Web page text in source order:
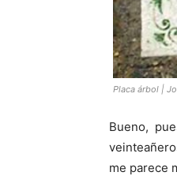
Placa árbol |
Bueno,
me parece